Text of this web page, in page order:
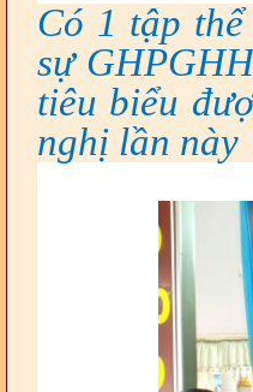
Có 1 tập
sự
tiêu biểu
nghị lần này